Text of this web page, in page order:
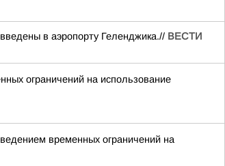
в аэропорту Геленджика.// ВЕСТИ
ограничений на использование
временных ограничений на